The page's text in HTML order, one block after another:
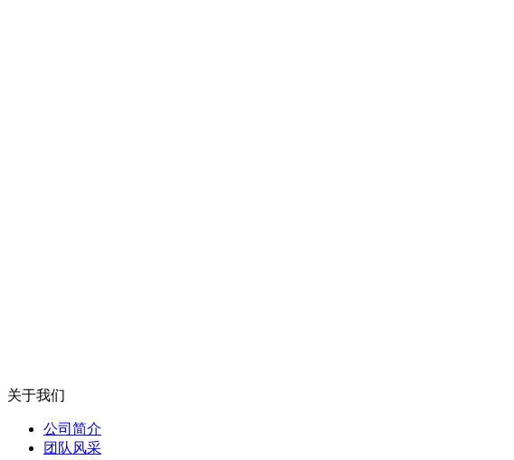
关于我们
公司简介
团队风采